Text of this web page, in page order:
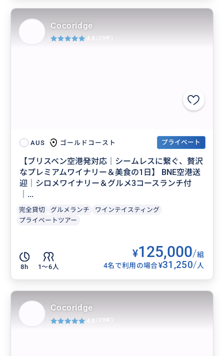
AUS ゴールドコースト プライベート
【ブリスベン空港発対応｜シームレスに繋ぐ、贅沢
なプレミアムワイナリー＆美食の1日】 BNE空港送
迎｜シロメワイナリー＆グルメ3コースランチ付
｜...
完全貸切 グルメランチ
ワインテイスティング
プライベートツアー
8h 1〜6人
¥125,000/組
4名で利用の場合¥31,250/人
Cocoridge
4.8 (29件)
Cocoridge
4.8 (29件)